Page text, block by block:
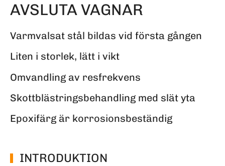
AVSLUTA VAGNAR
Varmvalsat stål bildas vid första gången
Liten i storlek, lätt i vikt
Omvandling av resfrekvens
Skottblästringsbehandling med slät yta
Epoxifärg är korrosionsbeständig
INTRODUKTION